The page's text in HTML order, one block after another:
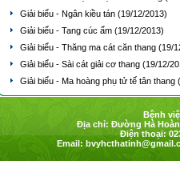
Giải biểu - Ngân kiều tán (19/12/2013)
Giải biểu - Tang cúc ẩm (19/12/2013)
Giải biểu - Thăng ma cát căn thang (19/
Giải biểu - Sài cát giải cơ thang (19/12/
Giải biểu - Ma hoàng phụ tử tế tân thang
Bệnh
Địa chỉ: Đường Hà
Điện thoại:
Email: